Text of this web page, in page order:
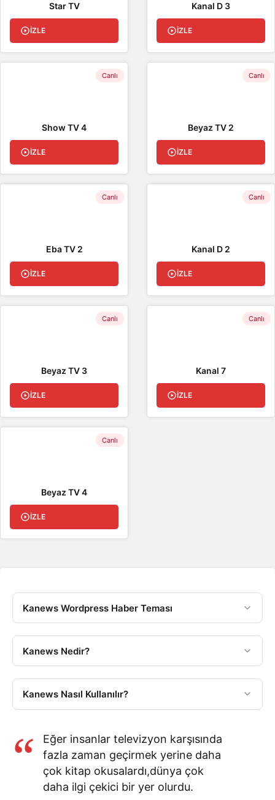
Star TV
İZLE
Kanal D 3
İZLE
Canlı
Show TV 4
İZLE
Canlı
Beyaz TV 2
İZLE
Canlı
Eba TV 2
İZLE
Canlı
Kanal D 2
İZLE
Canlı
Beyaz TV 3
İZLE
Canlı
Kanal 7
İZLE
Canlı
Beyaz TV 4
İZLE
Kanews Wordpress Haber Teması
Kanews Nedir?
Kanews Nasıl Kullanılır?
Eğer insanlar televizyon karşısında
fazla zaman geçirmek yerine daha
çok kitap okusalardı,dünya çok
daha ilgi çekici bir yer olurdu.